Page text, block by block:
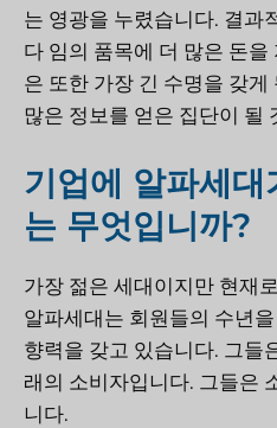
는 영광을 누렸습니다. 결과
다 임의 품목에 더 많은 돈
은 또한 가장 긴 수명을 갖
많은 정보를 얻은 집단이 될
기업에 알파세
는 무엇입니까?
가장 젊은 세대이지만 현재
알파세대는 회원들의 수년
향력을 갖고 있습니다. 그들
래의 소비자입니다. 그들은
니다.